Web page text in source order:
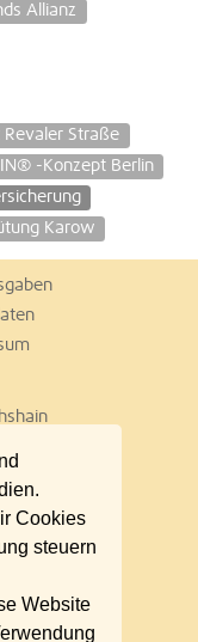
Cookies
steuern
Website
Allianz
Revaler Straße
-Konzept Berlin
Karow